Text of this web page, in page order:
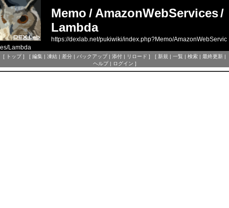
Memo / AmazonWebServices/
Lambda
https://dexlab.net/pukiwiki/index.php?Memo/AmazonWebServic
es/Lambda
[ トップ] [ 編集 | 凍結 | 差分 | バックアップ| 添付 | リロード ] [ 新規 | 一覧 | 検索 | 最終更新 |
ヘルプ| ログイン ]